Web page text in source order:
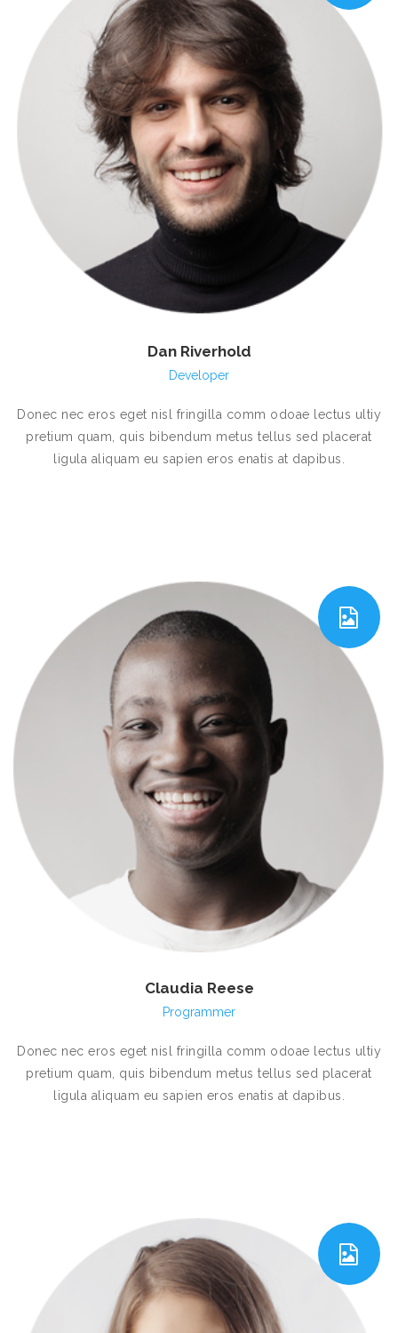
Dan Riverhold
Developer
Donec nec eros eget nisl fringilla comm odoae lectus ultiy
pretium quam, quis bibendum metus tellus sed placerat
ligula aliquam eu sapien eros enatis at dapibus.
Claudia Reese
Programmer
Donec nec eros eget nisl fringilla comm odoae lectus ultiy
pretium quam, quis bibendum metus tellus sed placerat
ligula aliquam eu sapien eros enatis at dapibus.